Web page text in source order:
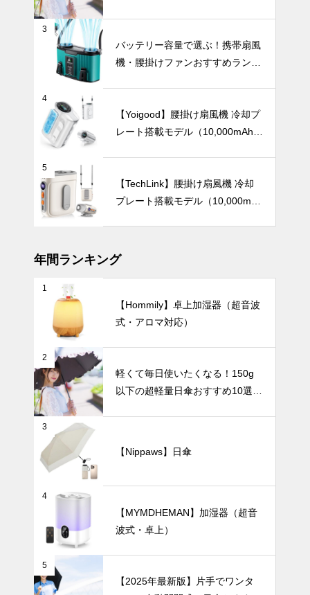
【2025年最
新版】通勤・
アウトドア・
さ対策に！お
しゃれで高機
能なハンディ
ファンおすす
軽くて毎日使
いたくなる！
150g以下の
超軽量日傘お
晴雨兼用】
UV・雨対策
２０２４年の
おすすめ折り
たたみ傘ベス
インテリア小物
枝ものや背の
高い花をもっ
と素敵に。陶
器製ロングベ
洗練インテリ
暑さ対策
バッテリー容
量で選ぶ！携
帯扇風機・腰
掛けファンお
3
バッテリー容量で選ぶ！携帯扇風
機・腰掛けファンおすすめランキ
4
【Yoigood】腰掛け扇風機 冷却プ
レート搭載モデル（10,000mAh・
5
【TechLink】腰掛け扇風機 冷却
プレート搭載モデル（10,000mA
年間ランキング
1
【Hommily】卓上加湿器（超音波
式・アロマ対応）
2
軽くて毎日使いたくなる！150g
以下の超軽量日傘おすすめ10選
3
【Nippaws】日傘
4
【MYMDHEMAN】加湿器（超音
波式・卓上）
5
【2025年最新版】片手でワンタ